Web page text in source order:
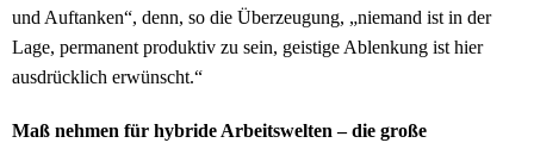
und Auftanken“, denn, so die Überzeugung, „niemand ist in der
Lage, permanent produktiv zu sein, geistige Ablenkung ist hier
ausdrücklich erwünscht.“
Maß nehmen für hybride Arbeitswelten – die große